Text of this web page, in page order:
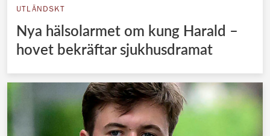
UTLÄNDSKT
Nya hälsolarmet om kung Harald –
hovet bekräftar sjukhusdramat